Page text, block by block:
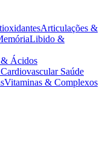
Articulações &
Libido &
Ácidos
Saúde
Vitaminas & Complexos